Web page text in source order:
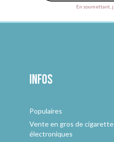
En soumettant,
Infos
Populaires
Vente en gros de
électroniques